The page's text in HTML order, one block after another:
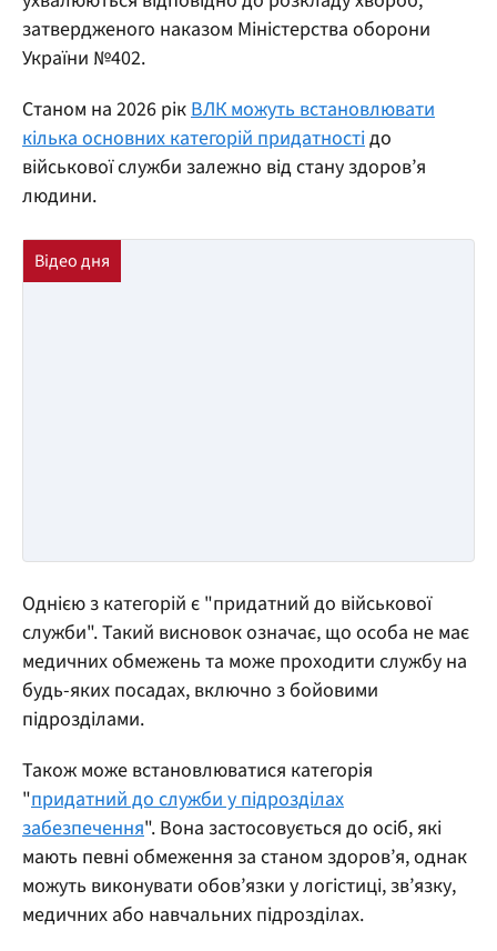
затвердженого наказом Міністерства оборони
України №402.
Станом на 2026 рік ВЛК можуть встановлювати
кілька основних категорій придатностідо
військової служби залежно від стану здоров’я
людини.
Однією з категорій є "придатний до військової
служби". Такий висновок означає, що особа не має
медичних обмежень та може проходити службу на
будь-яких посадах, включно з бойовими
підрозділами.
Також може встановлюватися категорія
"придатний до служби у підрозділах
забезпечення". Вона застосовується до осіб, які
мають певні обмеження за станом здоров’я, однак
можуть виконувати обов’язки у логістиці, зв’язку,
медичних або навчальних підрозділах.